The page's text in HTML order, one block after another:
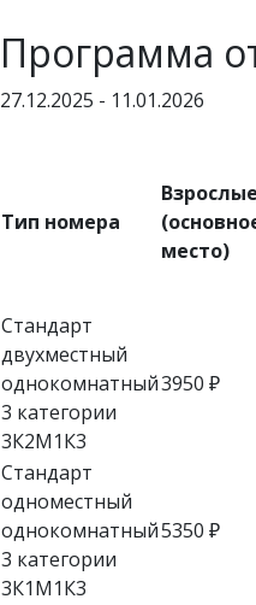
Программа
27.12.2025 - 11.01.2026
Тип номера
Взрослые
место)
Стандарт
двухместный
однокомнатный
3 категории
3К2М1К3
3950 ₽
Стандарт
одноместный
однокомнатный
3 категории
3К1М1К3
5350 ₽